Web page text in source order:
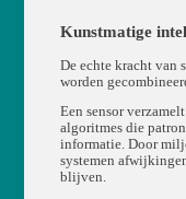
Kunstmatige
De echte kracht van
worden
Een sensor
algoritmes die
informatie. Door
systemen
blijven.